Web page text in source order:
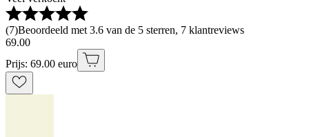
(7)Beoordeeld met 3.6 van de 5 sterren, 7 klantreviews
69.00
Prijs: 69.00 euro